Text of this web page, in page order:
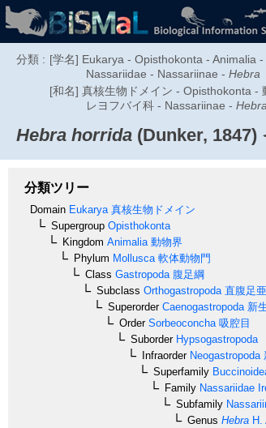
分類 : [学名] Eukarya - Opisthokonta - Animalia
Nassariidae - Nassariinae - Hebra
[和名] 真核生物ドメイン - Opisthokonta -
レヨフバイ科 - Nassariinae - Hebra
Hebra horrida (Dunker, 1847)
分類ツリー
Domain Eukarya 真核生物ドメイン
Supergroup Opisthokonta
Kingdom Animalia 動物界
Phylum Mollusca 軟体動物門
Class Gastropoda 腹足綱
Subclass Orthogastropoda 直腹足
SuperorderCaenogastropoda 新
OrderSorbeoconcha 吸腔目
SuborderHypsogastropoda
InfraorderNeogastropoda
Superfamily
Family Nassariidae
Subfamily
Genus Hebra